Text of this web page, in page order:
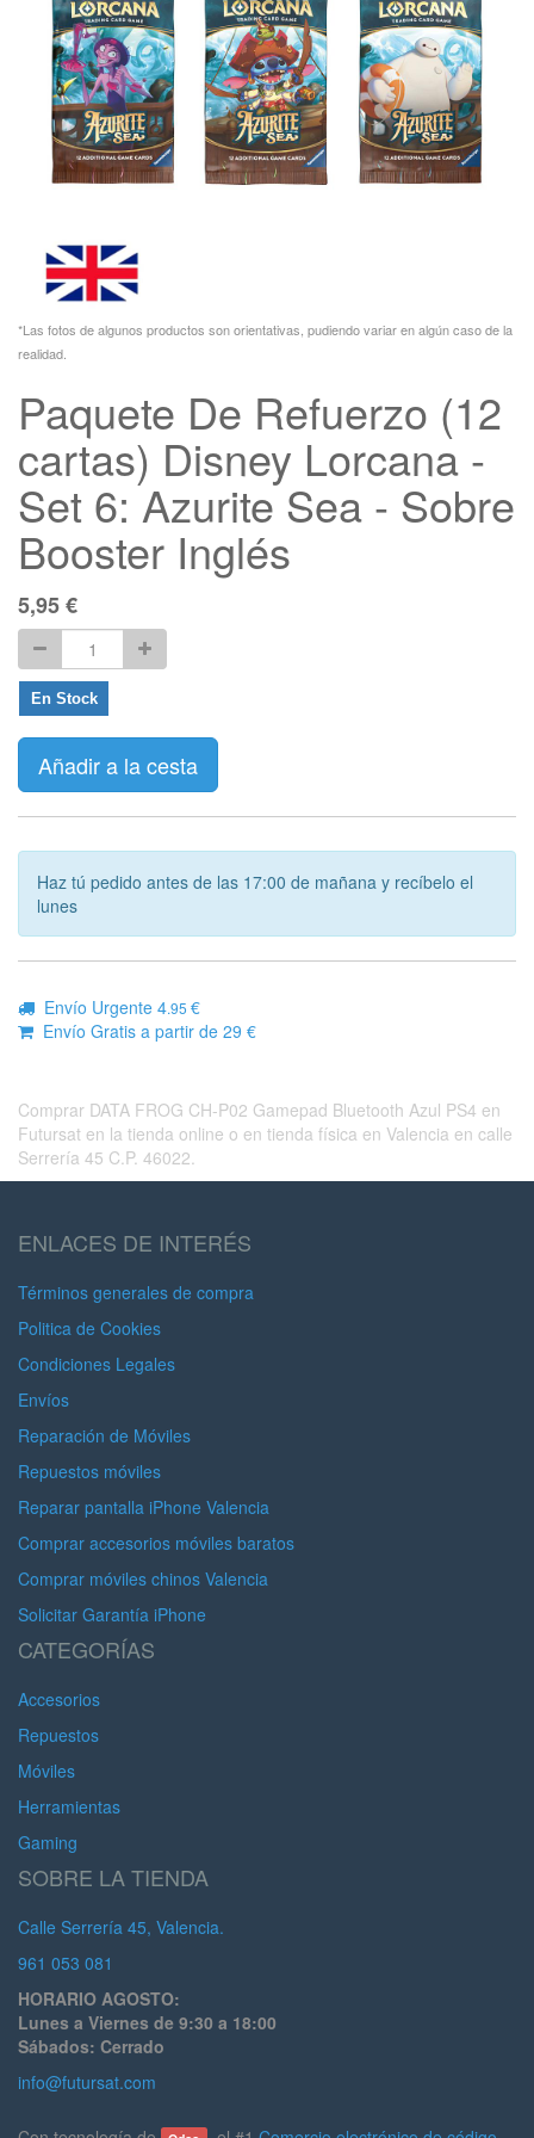
*Las fotos de algunos productos son orientativas, pudiendo variar en algún caso de la
realidad.
Paquete De Refuerzo (12
cartas) Disney Lorcana -
Set 6: Azurite Sea - Sobre
Booster Inglés
5,95€
En Stock
Añadir a la cesta
Haz tú pedido antes de las 17:00 de mañana y recíbelo el
lunes
Envío Urgente 4.95 €
Envío Gratis a partir de 29 €
Comprar DATA FROG CH-P02 Gamepad Bluetooth Azul PS4 en
Futursat en la tienda online o en tienda física en Valencia en calle
Serrería 45 C.P. 46022.
ENLACES DE INTERÉS
Términos generales de compra
Politica de Cookies
Condiciones Legales
Envíos
Reparación de Móviles
Repuestos móviles
Reparar pantalla iPhone Valencia
Comprar accesorios móviles baratos
Comprar móviles chinos Valencia
Solicitar Garantía iPhone
CATEGORÍAS
Accesorios
Repuestos
Móviles
Herramientas
Gaming
SOBRE LA TIENDA
Calle Serrería 45, Valencia.
961 053 081
HORARIO AGOSTO:
Lunes a Viernes de 9:30 a 18:00
Sábados: Cerrado
info@futursat.com